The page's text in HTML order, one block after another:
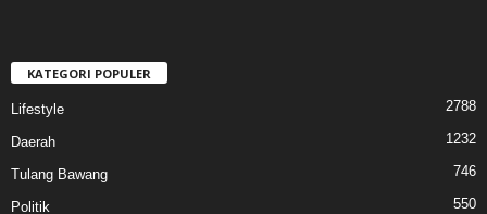
KATEGORI POPULER
Lifestyle 2788
Daerah 1232
Tulang Bawang 746
Politik 550